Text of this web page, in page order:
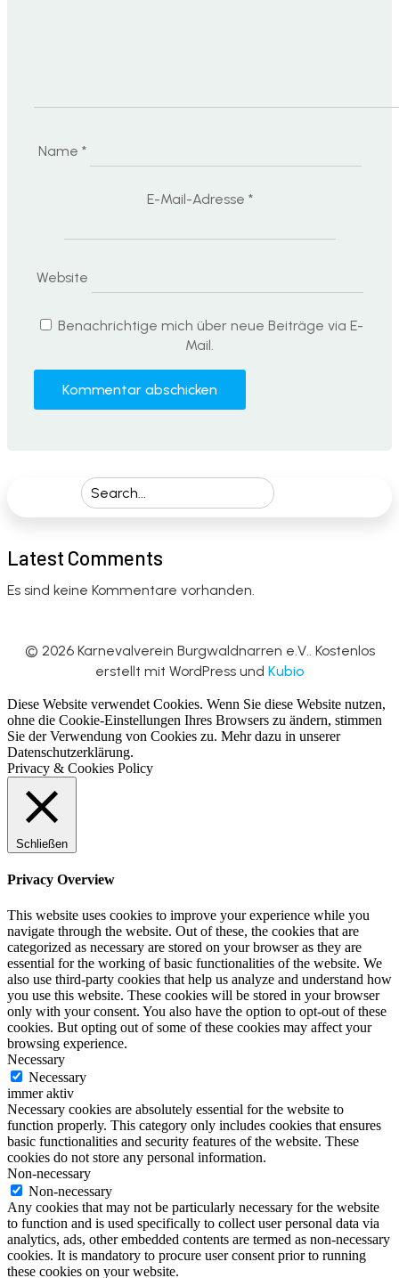
Name *
E-Mail-Adresse *
Website
Benachrichtige mich über neue Beiträge via E-
Mail.
Latest Comments
Es sind keine Kommentare vorhanden.
© 2026 Karnevalverein Burgwaldnarren e.V.. Kostenlos
erstellt mit WordPress und Kubio
Diese Website verwendet Cookies. Wenn Sie diese Website nutzen,
ohne die Cookie-Einstellungen Ihres Browsers zu ändern, stimmen
Sie der Verwendung von Cookies zu. Mehr dazu in unserer
Datenschutzerklärung.
Privacy & Cookies Policy
Schließen
Privacy Overview
This website uses cookies to improve your experience while you
navigate through the website. Out of these, the cookies that are
categorized as necessary are stored on your browser as they are
essential for the working of basic functionalities of the website. We
also use third-party cookies that help us analyze and understand how
you use this website. These cookies will be stored in your browser
only with your consent. You also have the option to opt-out of these
cookies. But opting out of some of these cookies may affect your
browsing experience.
Necessary
Necessary
immer aktiv
Necessary cookies are absolutely essential for the website to
function properly. This category only includes cookies that ensures
basic functionalities and security features of the website. These
cookies do not store any personal information.
Non-necessary
Non-necessary
Any cookies that may not be particularly necessary for the website
to function and is used specifically to collect user personal data via
analytics, ads, other embedded contents are termed as non-necessary
cookies. It is mandatory to procure user consent prior to running
these cookies on your website.